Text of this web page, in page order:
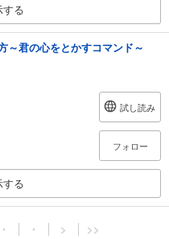
る
～君の心をとかすコマンド～
試し読み
フォロー
る
・ ・ > >>